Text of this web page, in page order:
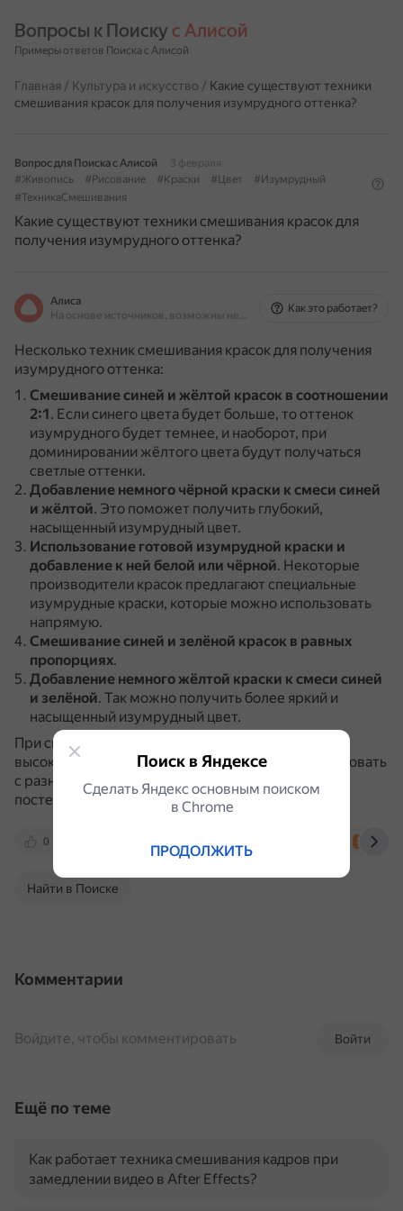
Вопросы к Поиску с Алисой
Примеры ответов Поиска с Алисой
Главная / Культура и искусство / Какие существуют техники
смешивания красок для получения изумрудного оттенка?
Вопрос для Поиска с Алисой
3 февраля
#Живопись
#Рисование #Краски #Цвет
#Изумрудный
#ТехникаСмешивания
Какие существуют техники смешивания красок для
получения изумрудного оттенка?
Алиса
На основе источников, возможны неточности
Как это работает?
Несколько техник смешивания красок для получения
изумрудного оттенка:
Смешивание синей и жёлтой красок в соотношении
2:1. Если синего цвета будет больше, то оттенок
изумрудного будет темнее, и наоборот, при
доминировании жёлтого цвета будут получаться
светлые оттенки.
Добавление немного чёрной краски к смеси синей
и жёлтой. Это поможет получить глубокий,
насыщенный изумрудный цвет.
Использование готовой изумрудной краски и
добавление к ней белой или чёрной. Некоторые
производители красок предлагают специальные
изумрудные краски, которые можно использовать
напрямую.
Смешивание синей и зелёной красок в равных
пропорциях.
Добавление немного жёлтой краски к смеси синей
и зелёной. Так можно получить более яркий и
насыщенный изумрудный цвет.
При смешивании красок важно использовать
высококачественные материалы, экспериментировать
с разными соотношениями красок и добавлять их
постепенно, чтобы добиться идеального оттенка.
0
Найти в Поиске
Комментарии
Войти
Войдите, чтобы комментировать
Ещё по теме
Как работает техника смешивания кадров при
замедлении видео в After Effects?
Поиск в Яндексе
Сделать Яндекс основным поиском
в Сhrome
ПРОДОЛЖИТЬ